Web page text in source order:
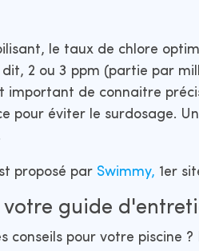
le taux de chlore
dit, 2 ou 3 ppm (partie par
important de connaitre
pour éviter le surdosage.
proposé par Swimmy, 1er
votre guide
conseils pour votre